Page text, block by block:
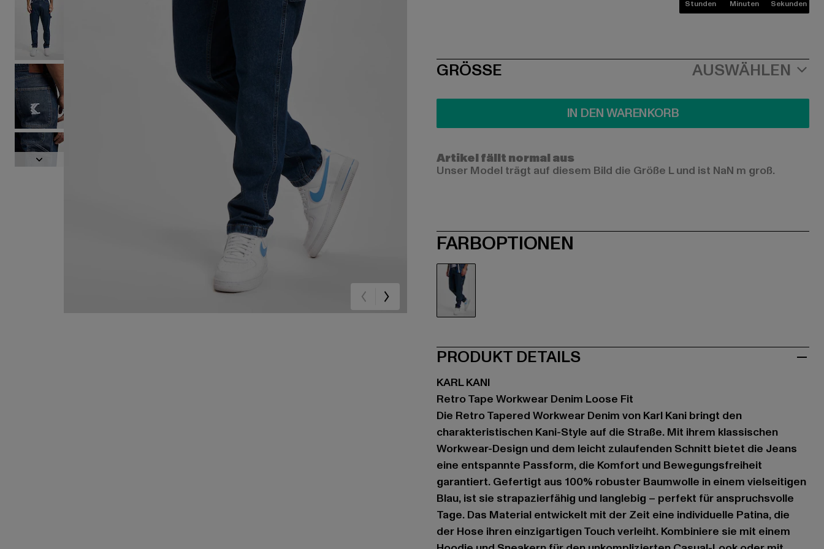
Stunden Minuten Sekunden
SIZE
GRÖSSE AUSWÄHLEN
IN DEN WARENKORB
Artikel fällt normal aus
Unser Model trägt auf diesem Bild die Größe L und ist NaN m groß.
FARBOPTIONEN
PRODUKT DETAILS
KARL KANI
Retro Tape Workwear Denim Loose Fit
Die Retro Tapered Workwear Denim von Karl Kani bringt den
charakteristischen Kani-Style auf die Straße. Mit ihrem klassischen
Workwear-Design und dem leicht zulaufenden Schnitt bietet die Jeans
eine entspannte Passform, die Komfort und Bewegungsfreiheit
garantiert. Gefertigt aus 100% robuster Baumwolle in einem vielseitigen
Blau, ist sie strapazierfähig und langlebig – perfekt für anspruchsvolle
Tage. Das Material entwickelt mit der Zeit eine individuelle Patina, die
der Hose ihren einzigartigen Touch verleiht. Kombiniere sie mit einem